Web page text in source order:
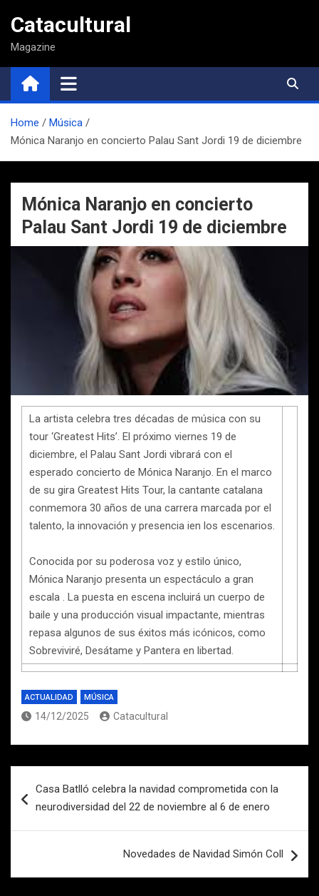
contenido
Catacultural
Magazine
Home
Música
Mónica Naranjo en concierto Palau Sant Jordi 19 de diciembre
Mónica Naranjo en concierto
Palau Sant Jordi 19 de diciembre
La artista celebra tres décadas de música con su
tour ‘Greatest Hits’. El próximo viernes 19 de
diciembre, el Palau Sant Jordi vibrará con el
esperado concierto de Mónica Naranjo. En el marco
de su gira Greatest Hits Tour, la cantante catalana
conmemora 30 años de una carrera marcada por el
talento, la innovación y presencia ien los escenarios.
Conocida por su poderosa voz y estilo único,
Mónica Naranjo presenta un espectáculo a gran
escala . La puesta en escena incluirá un cuerpo de
baile y una producción visual impactante, mientras
repasa algunos de sus éxitos más icónicos, como
Sobreviviré, Desátame y Pantera en libertad.
ACTUALIDAD MÚSICA
14/12/2025 Catacultural
de
Casa Batlló celebra la navidad comprometida con la
neurodiversidad del 22 de noviembre al 6 de enero
Novedades de Navidad Simón Coll